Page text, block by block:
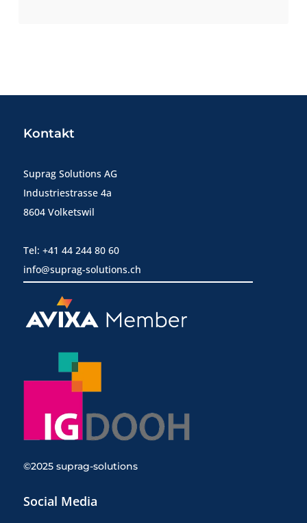
Kontakt
Suprag Solutions AG
Industriestrasse 4a
8604 Volketswil
Tel: +41 44 244 80 60
info@suprag-solutions.ch
©2025 suprag-solutions
Social Media